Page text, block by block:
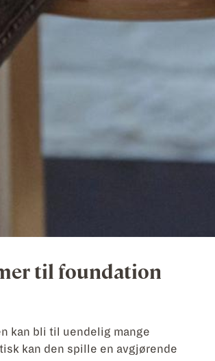
til foundation
kan bli til uendelig mange
kan den spille en avgjørende